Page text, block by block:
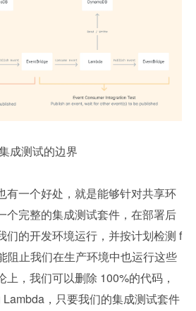
成测试的边界
有一个好处，就是能够针对共享环
个完整的集成测试套件，在部署后
们的开发环境运行，并按计划检测 f
阻止我们在生产环境中也运行这些
上，我们可以删除 100%的代码，
，只要我们的集成测试套件